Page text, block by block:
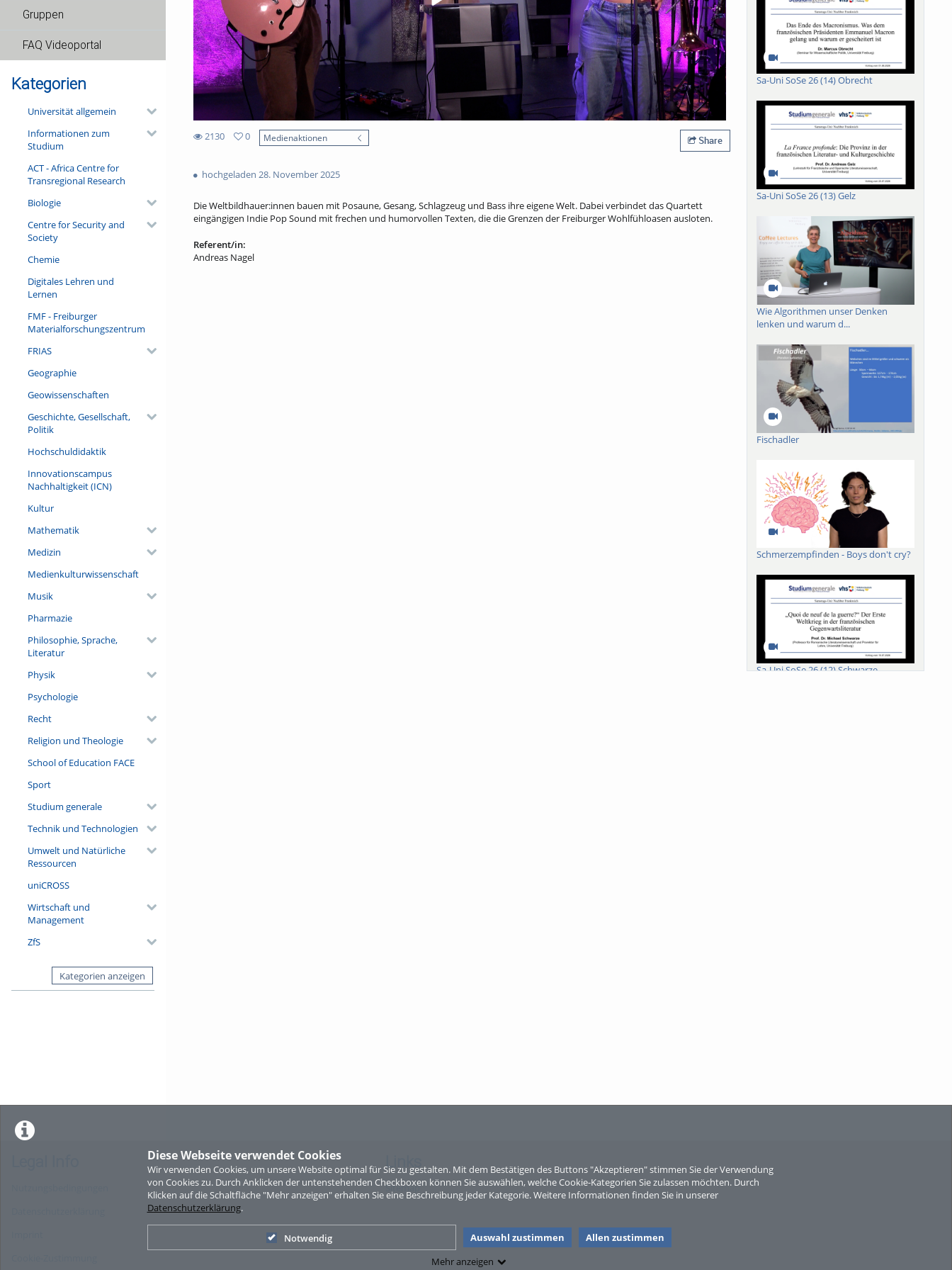
Diese Webseite verwendet Cookies
Wir verwenden Cookies, um unsere Website optimal für Sie zu gestalten. Mit dem Bestätigen des Buttons "Akzeptieren" stimmen Sie der Verwendung
von Cookies zu. Durch Anklicken der untenstehenden Checkboxen können Sie auswählen, welche Cookie-Kategorien Sie zulassen möchten. Durch
Klicken auf die Schaltfläche "Mehr anzeigen" erhalten Sie eine Beschreibung jeder Kategorie. Weitere Informationen finden Sie in unserer
Datenschutzerklärung.
Notwendig Auswahl zustimmen
Allen zustimmen
Mehr anzeigen
Gruppen
FAQ Videoportal
Kategorien
Universität allgemein
Informationen zum
Studium
ACT - Africa Centre for
Transregional Research
Biologie
Centre for Security and
Society
Chemie
Digitales Lehren und
Lernen
FMF - Freiburger
Materialforschungszentrum
FRIAS
Geographie
Geowissenschaften
Geschichte, Gesellschaft,
Politik
Hochschuldidaktik
Innovationscampus
Nachhaltigkeit (ICN)
Kultur
Mathematik
Medizin
Medienkulturwissenschaft
Musik
Pharmazie
Philosophie, Sprache,
Literatur
Physik
Psychologie
Recht
Religion und Theologie
School of Education FACE
Sport
Studium generale
Technik und Technologien
Umwelt und Natürliche
Ressourcen
uniCROSS
Wirtschaft und
Management
ZfS
Kategorien anzeigen
2130
views
0
Medienaktionen Share
hochgeladen 28. November 2025
Die Weltbildhauer:innen bauen mit Posaune, Gesang, Schlagzeug und Bass ihre eigene Welt. Dabei verbindet das Quartett
eingängigen Indie Pop Sound mit frechen und humorvollen Texten, die die Grenzen der Freiburger Wohlfühloasen ausloten.
Referent/in:
Andreas Nagel
Sa-Uni SoSe 26 (14) Obrecht
Sa-Uni SoSe 26 (13) Gelz
Wie Algorithmen unser Denken
lenken und warum d...
Fischadler
Schmerzempfinden - Boys don't cry?
Sa-Uni SoSe 26 (12) Schwarze
Sperber
Links
Sitemap